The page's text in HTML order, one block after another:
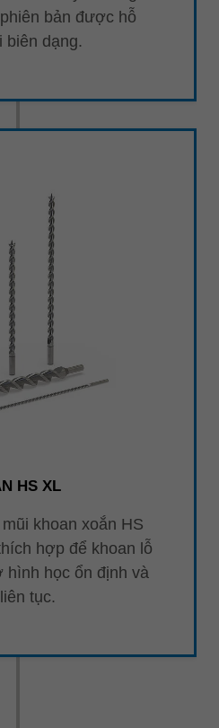
bản được hỗ
biên dạng.
HS XL
khoan xoắn HS
hợp để khoan lỗ
hình học ổn định và
tục.